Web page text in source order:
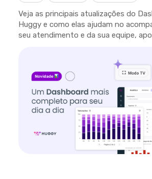
Veja as principais atualizações do
Huggy e como elas ajudam no
seu atendimento e da sua equipe,